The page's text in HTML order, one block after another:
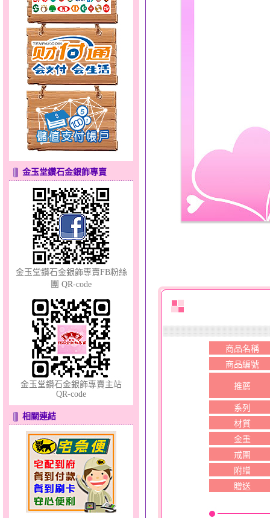
幸福洋溢～金銀鋼套鍊
愛情邱比特～金銀鋼套鍊
彩蝶倩影～金銀鋼套鍊
甜心女孩～金銀鋼女套鍊
金玉堂鑽石金銀飾專賣
金玉堂鑽石金銀飾專賣FB粉絲
團 QR-code
金玉堂鑽石金銀飾專賣主站
QR-code
相關連結
商品名稱
商品編號
推薦
系列
材質
金重
戒圍
附贈
贈送